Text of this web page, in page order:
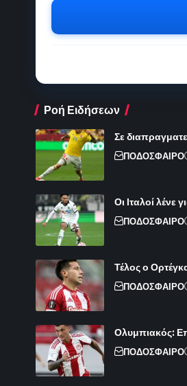
Ροή Ειδήσεων
Σε
ΠΟΔΟΣΦΑΙΡΟ
Οι Ιταλοί λένε
ΠΟΔΟΣΦΑΙΡΟ
Τέλος ο
ΠΟΔΟΣΦΑΙΡΟ
Ολυμπιακός:
ΠΟΔΟΣΦΑΙΡΟ